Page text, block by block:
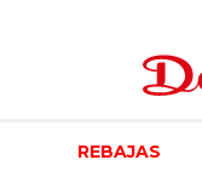
REBAJAS